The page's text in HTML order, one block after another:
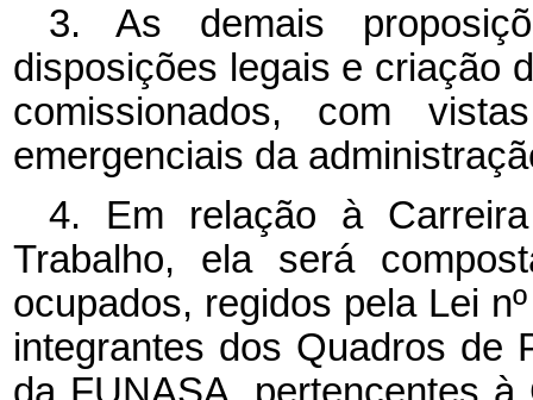
3. As demais
disposições legais e criação
comissionados, com
emergenciais da
4. Em relação à
Trabalho, ela será
ocupados, regidos pela Lei
integrantes dos Quadros de